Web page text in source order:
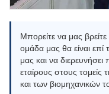
Μπορείτε να μας
ομάδα μας θα είναι επί
μας και να διερευνήσει
εταίρους στους τομείς
και των βιομηχανικών